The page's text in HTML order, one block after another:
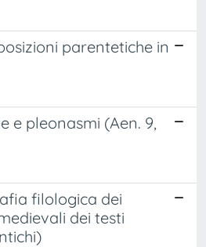
parentetiche in
e pleonasmi (Aen. 9,
filologica dei
dei testi